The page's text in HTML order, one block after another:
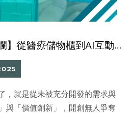
【cpjobs名人專欄】從醫療儲物櫃到AI互動卡 藍海策略的落地實踐
，就是從未被充分開發的需求與
與「價值創新」，開創無人爭奪